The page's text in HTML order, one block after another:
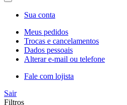
Sua conta
Meus pedidos
Trocas e cancelamentos
Dados pessoais
Alterar e-mail ou telefone
Fale com lojista
Sair
Filtros